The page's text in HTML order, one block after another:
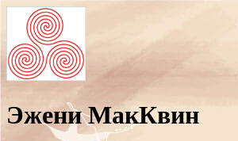
Эжени МакКвин